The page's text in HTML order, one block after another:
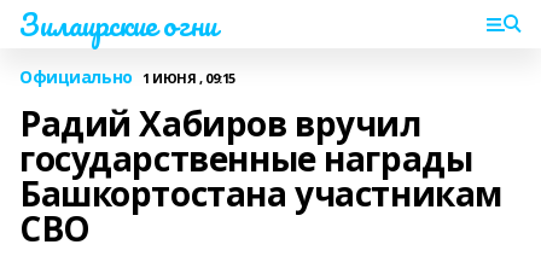
Зилаирские огни
Официально 1 ИЮНЯ , 09:15
Радий Хабиров вручил
государственные награды
Башкортостана участникам
СВО